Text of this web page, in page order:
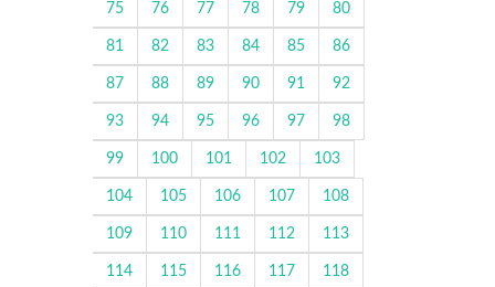
75 76 77 78 79 80
81 82 83 84 85 86
87 88 89 90 91 92
93 94 95 96 97 98
99 100 101 102 103
104 105 106 107 108
109 110 111 112 113
114 115 116 117 118